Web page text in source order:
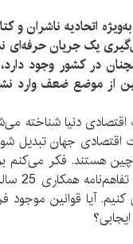
اتحادیه ناشران و
یک جریان حرفه‌ای
در کشور وجود
از موضع ضعف وارد
دنیا شناخته
جهان تبدیل
چین هستند. فکر
قابل
کنیم. آیا قوانین